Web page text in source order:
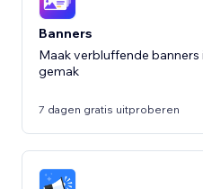
Banners
Maak verbluffende banners
gemak
7 dagen gratis uitproberen